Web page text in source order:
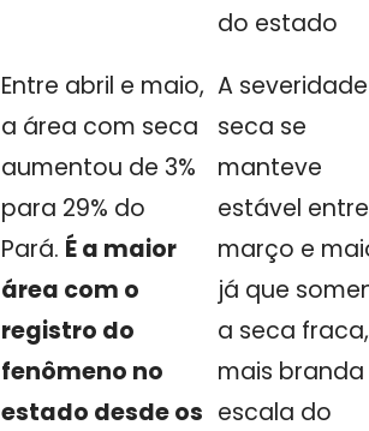
do estado
Entre abril e maio,
a área com seca
aumentou de 3%
para 29% do
Pará. É a maior
área com o
registro do
fenômeno no
estado desde os
A
seca se
manteve
estável entre
março e
já que
a seca
mais
escala do